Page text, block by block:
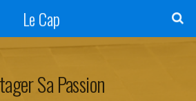
Le Cap
Sa Passion